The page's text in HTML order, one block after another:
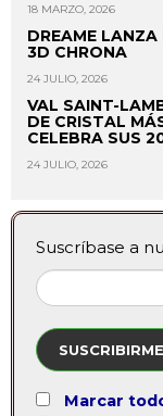
18 MARZO, 2026
DREAME
3D CHRONA
24 JULIO, 2026
VAL SAINT-
DE CRISTAL
CELEBRA SUS
24 JULIO, 2026
Suscríbase a
Marcar